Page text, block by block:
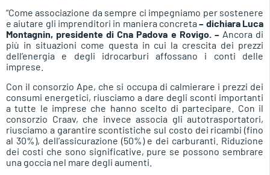
“Come associazione da sempre ci impegniamo per sostenere
e aiutare gli imprenditori in maniera concreta– dichiara Luca
Montagnin, presidente di Cna Padova e Rovigo. –Ancora di
più in situazioni come questa in cui la crescita dei prezzi
dell’energia e degli idrocarburi affossano i conti delle
imprese.
Con il consorzio Ape, che si occupa di calmierare i prezzi dei
consumi energetici, riusciamo a dare degli sconti importanti
a tutte le imprese che hanno scelto di partecipare. Con il
consorzio Craav, che invece associa gli autotrasportatori,
riusciamo a garantire scontistiche sul costo dei ricambi (fino
al 30%), dell’assicurazione (50%) e dei carburanti. Riduzione
dei costi che sono significative, pure se possono sembrare
una goccia nel mare degli aumenti.